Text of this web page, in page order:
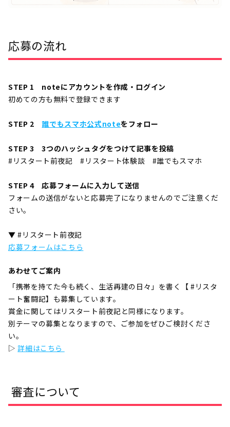
応募の流れ
STEP 1 noteにアカウントを作成・ログイン
初めての方も無料で登録できます
STEP 2誰でもスマホ公式noteをフォロー
STEP 3 3つのハッシュタグをつけて記事を投稿
#リスタート前夜記 #リスタート体験談 #誰でもスマホ
STEP 4 応募フォームに入力して送信
フォームの送信がないと応募完了になりませんのでご注意くだ
さい。
▼ #リスタート前夜記
応募フォームはこちら
あわせてご案内
「携帯を持てた今も続く、生活再建の日々」を書く【 #リスタ
ート奮闘記】も募集しています。
賞金に関してはリスタート前夜記と同様になります。
別テーマの募集となりますので、ご参加をぜひご検討くださ
い。
▷詳細はこちら
審査について